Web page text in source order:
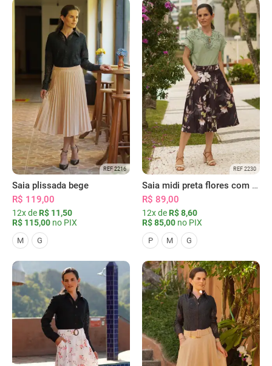
REF 2216
Saia plissada bege
R$ 119,00
12x de R$ 11,50
R$ 115,00 no PIX
M G
REF 2230
Saia midi preta flores com bolsos
R$ 89,00
12x de R$ 8,60
R$ 85,00 no PIX
P M G